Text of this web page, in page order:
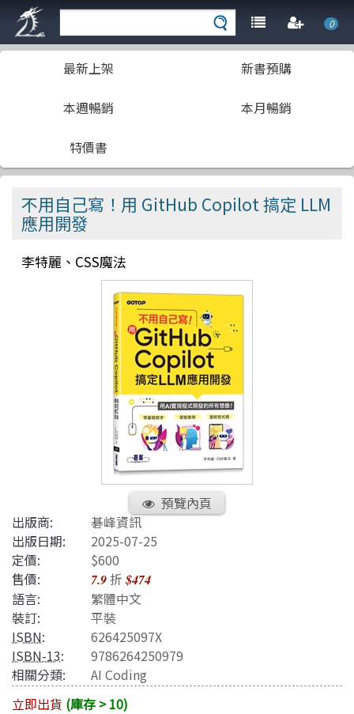
0
最新上架 新書預購
本週暢銷 本月暢銷
特價書
不用自己寫！用 GitHub Copilot 搞定 LLM
應用開發
李特麗、CSS魔法
預覽內頁
出版商:
碁峰資訊
出版日期:
2025-07-25
定價:
$600
售價:
7.9折$474
語言:
繁體中文
裝訂:
平裝
ISBN:
626425097X
ISBN-13:
9786264250979
相關分類:
AI Coding
立即出貨 (庫存 > 10)